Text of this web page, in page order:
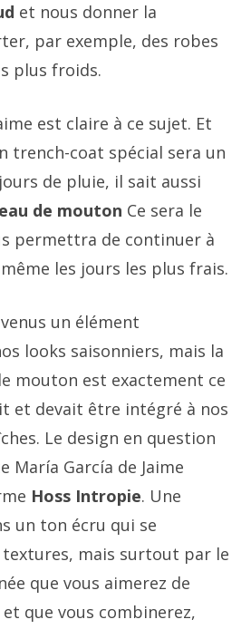
et nous donner la
par exemple, des robes
plus froids.
est claire à ce sujet. Et
trench-coat spécial sera un
de pluie, il sait aussi
de mouton Ce sera le
permettra de continuer à
les jours les plus frais.
un élément
looks saisonniers, mais la
mouton est exactement ce
et devait être intégré à nos
Le design en question
María García de Jaime
Hoss Intropie. Une
un ton écru qui se
mais surtout par le
que vous aimerez de
que vous combinerez,